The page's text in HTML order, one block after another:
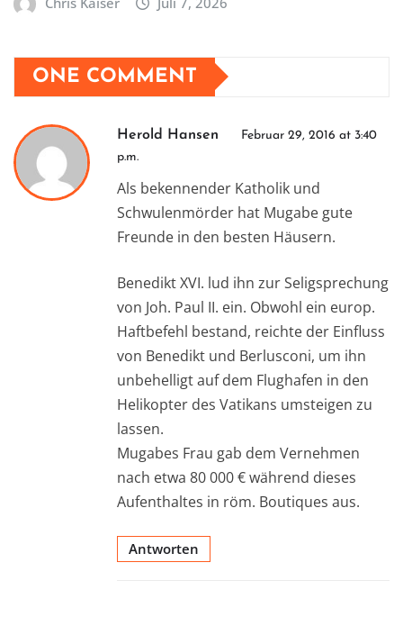
ONE COMMENT
Herold Hansen
Februar 29, 2016 at 3:40
p.m.
Als bekennender Katholik und
Schwulenmörder hat Mugabe gute
Freunde in den besten Häusern.
Benedikt XVI. lud ihn zur Seligsprechung
von Joh. Paul II. ein. Obwohl ein europ.
Haftbefehl bestand, reichte der Einfluss
von Benedikt und Berlusconi, um ihn
unbehelligt auf dem Flughafen in den
Helikopter des Vatikans umsteigen zu
lassen.
Mugabes Frau gab dem Vernehmen
nach etwa 80 000 € während dieses
Aufenthaltes in röm. Boutiques aus.
Antworten